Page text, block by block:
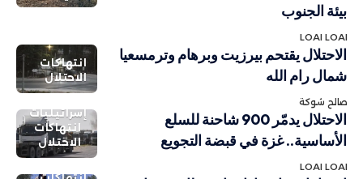
بيئة الجنوب
LOAI LOAI
انتهاكات
الاحتلال
الاحتلال يقتحم بيرزيت وبرهام وترمسعيا
شمال رام الله
صالح شوكة
إسرائيليات
انتهاكات
الاحتلال
الاحتلال يدمّر 900 شاحنة للسلع
الأساسية.. غزة في قبضة التجويع
LOAI LOAI